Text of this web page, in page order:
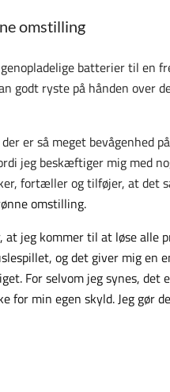
omstilling
batterier til en
godt ryste på hånden over
er så meget bevågenhed
jeg beskæftiger mig med
fortæller og tilføjer, at det
omstilling.
jeg kommer til at løse alle
og det giver mig en
For selvom jeg synes, det
for min egen skyld. Jeg gør